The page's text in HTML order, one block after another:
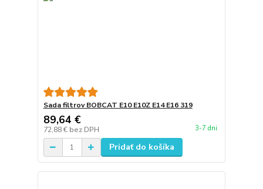
Sada filtrov BOBCAT E10 E10Z E14 E16 319
89,64 €
72,88 € bez DPH 3-7 dni
Pridať do košíka